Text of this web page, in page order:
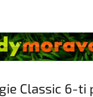
Classic 6-ti